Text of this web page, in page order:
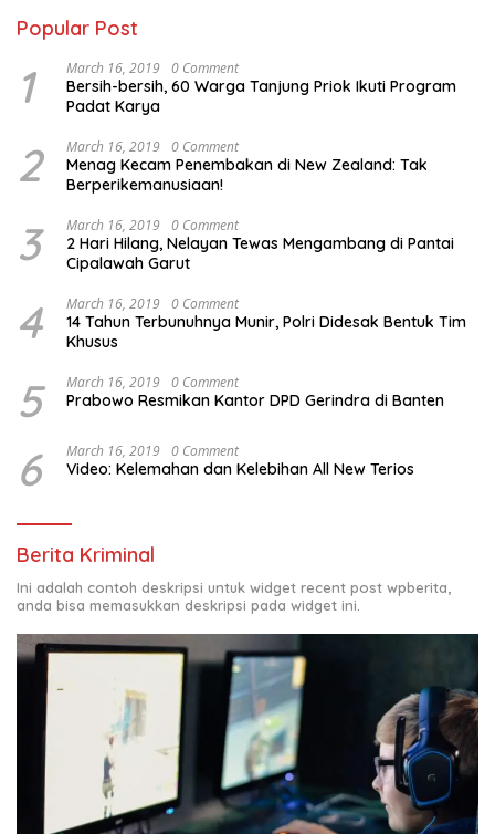
Popular Post
1 March 16, 2019 0 Comment
Bersih-bersih, 60 Warga Tanjung Priok Ikuti Program
Padat Karya
2 March 16, 2019 0 Comment
Menag Kecam Penembakan di New Zealand: Tak
Berperikemanusiaan!
3 March 16, 2019 0 Comment
2 Hari Hilang, Nelayan Tewas Mengambang di Pantai
Cipalawah Garut
4 March 16, 2019 0 Comment
14 Tahun Terbunuhnya Munir, Polri Didesak Bentuk Tim
Khusus
5 March 16, 2019 0 Comment
Prabowo Resmikan Kantor DPD Gerindra di Banten
6 March 16, 2019 0 Comment
Video: Kelemahan dan Kelebihan All New Terios
Berita Kriminal
Ini adalah contoh deskripsi untuk widget recent post wpberita,
anda bisa memasukkan deskripsi pada widget ini.